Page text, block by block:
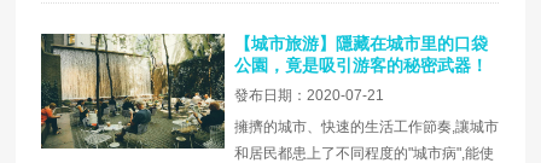
【城市旅游】隱藏在城市里的口袋
公園，竟是吸引游客的秘密武器！
發布日期：2020-07-21
擁擠的城市、快速的生活工作節奏,讓城市
和居民都患上了不同程度的"城市病",能使